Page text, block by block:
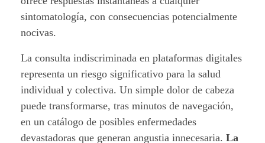
n
a
y
l
a
sintomatología, con consecuencias potencialmente
nocivas.
La consulta indiscriminada en plataformas digitales
representa un riesgo significativo para la salud
individual y colectiva. Un simple dolor de cabeza
puede transformarse, tras minutos de navegación,
en un catálogo de posibles enfermedades
devastadoras que generan angustia innecesaria. La